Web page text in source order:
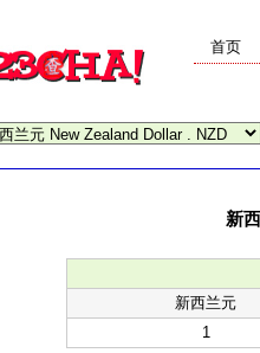
首页
新
新西兰元
1